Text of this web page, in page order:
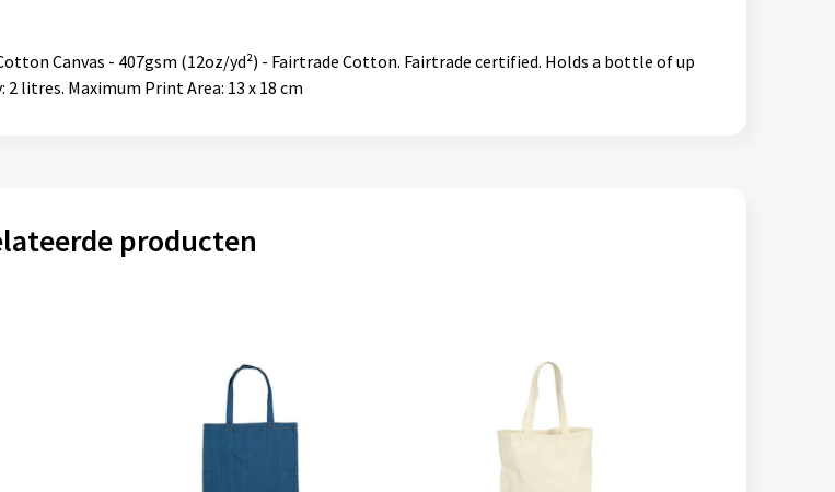
Canvas - 407gsm (12oz/yd²) - Fairtrade Cotton. Fairtrade certified. Holds a bottle of up
2 litres. Maximum Print Area: 13 x 18 cm
producten